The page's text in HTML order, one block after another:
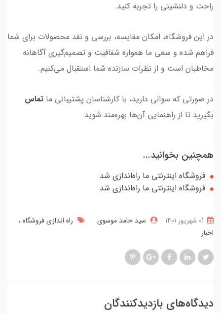
راحت و دلنشینی را تجربه کنید.
در این فروشگاه، امکان مقایسه، بررسی و نقد محصولات برای شما
فراهم شده و سعی ما همواره شفافیت و تصمیم‌گیری آگاهانه
مخاطبان است و از نظرات سازنده شما استقبال می‌کنیم.
در صورتی که سوالی دارید، با کارشناسان پشتیبانی ما تماس
بگیرید تا از راهنمایی آن‌ها بهره‌مند شوید.
همچنین بخوانید...
فروشگاه اینترنتی ما راه‌اندازی شد
فروشگاه اینترنتی ما راه‌اندازی شد
سید حامد موسوی
راه اندازی فروشگاه
اخبار
دیدگاه‌های بازدیدکنندگان